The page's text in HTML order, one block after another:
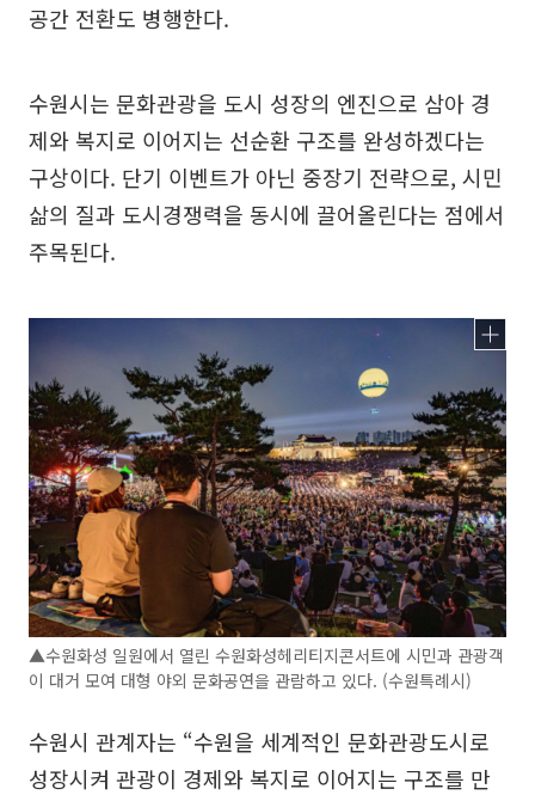
공간 전환도 병행한다.
수원시는 문화관광을 도시 성장의 엔진으로 삼아 경
제와 복지로 이어지는 선순환 구조를 완성하겠다는
구상이다. 단기 이벤트가 아닌 중장기 전략으로, 시민
삶의 질과 도시경쟁력을 동시에 끌어올린다는 점에서
주목된다.
▲수원화성 일원에서 열린 수원화성헤리티지콘서트에 시민과 관광객
이 대거 모여 대형 야외 문화공연을 관람하고 있다. (수원특례시)
수원시 관계자는 “수원을 세계적인 문화관광도시로
성장시켜 관광이 경제와 복지로 이어지는 구조를 만